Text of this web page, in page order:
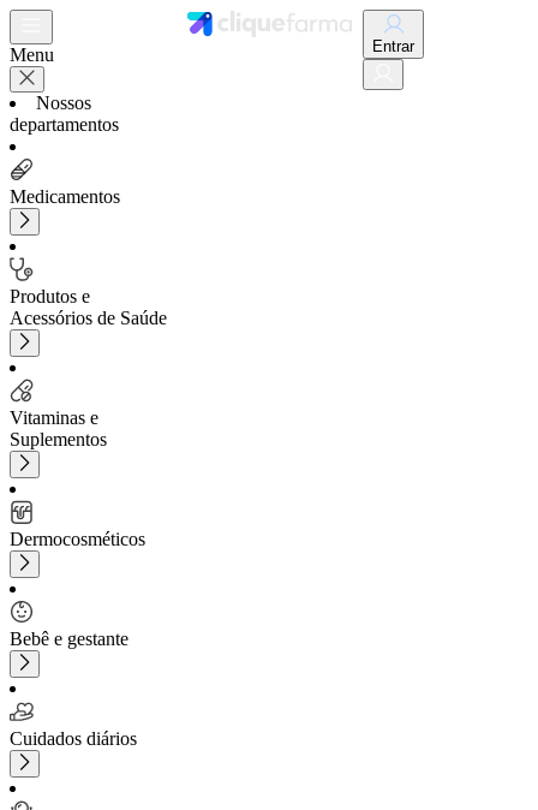
Menu
Nossos
departamentos
Medicamentos
Produtos e
Acessórios de Saúde
Vitaminas e
Suplementos
Dermocosméticos
Bebê e gestante
Cuidados diários
Entrar